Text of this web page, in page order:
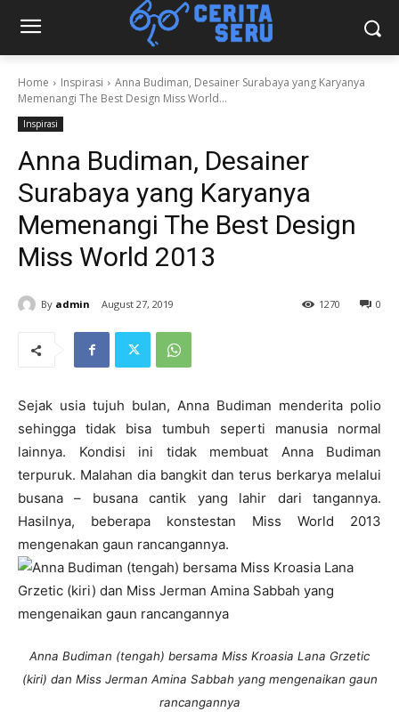
Home Inspirasi
Anna Budiman, Desainer Surabaya yang Karyanya
Memenangi The Best Design Miss World...
Inspirasi
Anna Budiman, Desainer
Surabaya yang Karyanya
Memenangi The Best Design
Miss World 2013
By admin August 27, 2019 0
1270
Sejak usia tujuh bulan, Anna Budiman menderita polio
sehingga tidak bisa tumbuh seperti manusia normal
lainnya. Kondisi ini tidak membuat Anna Budiman
terpuruk. Malahan dia bangkit dan terus berkarya melalui
busana – busana cantik yang lahir dari tangannya.
Hasilnya, beberapa konstestan Miss World 2013
mengenakan gaun rancangannya.
Anna Budiman (tengah) bersama Miss Kroasia Lana Grzetic
(kiri) dan Miss Jerman Amina Sabbah yang mengenaikan gaun
rancangannya